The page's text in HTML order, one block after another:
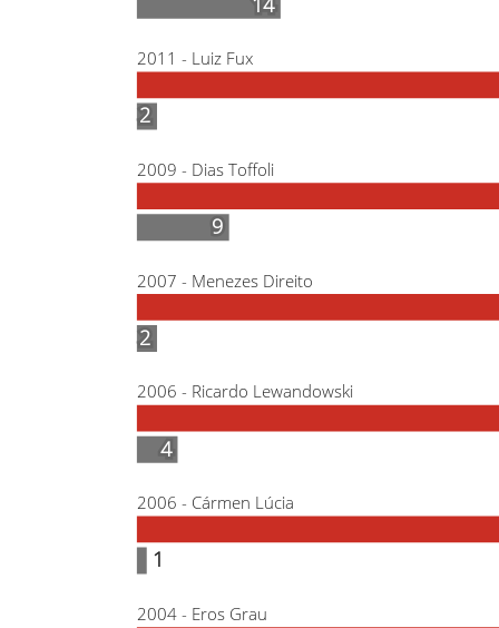
2004 - Eros Grau
2006 - Cármen Lúcia
2006 - Ricardo Lewandowski
2007 - Menezes Direito
2009 - Dias Toffoli
2011 - Luiz Fux
1
1
4
4
2
2
9
9
2
2